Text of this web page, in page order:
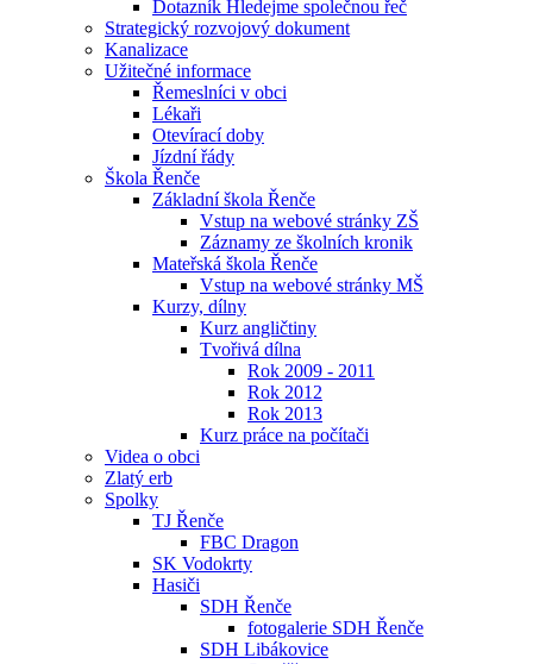
Dotazník Hledejme společnou řeč
Strategický rozvojový dokument
Kanalizace
Užitečné informace
Řemeslníci v obci
Lékaři
Otevírací doby
Jízdní řády
Škola Řenče
Základní škola Řenče
Vstup na webové stránky ZŠ
Záznamy ze školních kronik
Mateřská škola Řenče
Vstup na webové stránky MŠ
Kurzy, dílny
Kurz angličtiny
Tvořivá dílna
Rok 2009 - 2011
Rok 2012
Rok 2013
Kurz práce na počítači
Videa o obci
Zlatý erb
Spolky
TJ Řenče
FBC Dragon
SK Vodokrty
Hasiči
SDH Řenče
fotogalerie SDH Řenče
SDH Libákovice